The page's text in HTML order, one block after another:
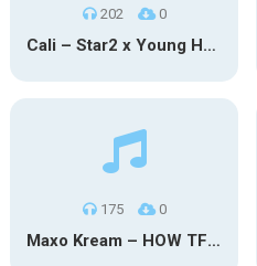
202 0
Cali – Star2 x Young Henny
175 0
Maxo Kream – HOW TF I’M LUCKY